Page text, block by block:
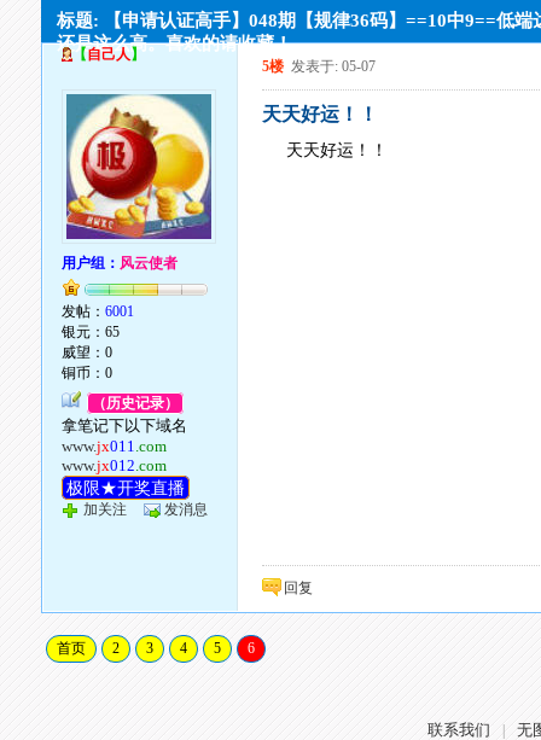
标题: 【申请认证高手】048期【规律36码】==10中9==低端
还是这么高。喜欢的请收藏！
【自己人】
用户组： 风云使者
发帖：6001
银元：65
威望：0
铜币：0
（历史记录）
拿笔记下以下域名
www.jx011.com
www.jx012.com
极限★开奖直播
加关注 发消息
5楼 发表于: 05-07
天天好运！！
天天好运！！
回复
首页 2 3 4 5 6
联系我们 无